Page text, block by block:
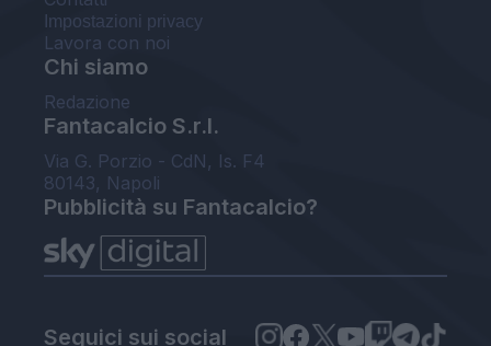
Impostazioni privacy
Lavora con noi
Chi siamo
Redazione
Fantacalcio S.r.l.
Via G. Porzio - CdN, Is. F4
80143, Napoli
Pubblicità su Fantacalcio?
Seguici sui social